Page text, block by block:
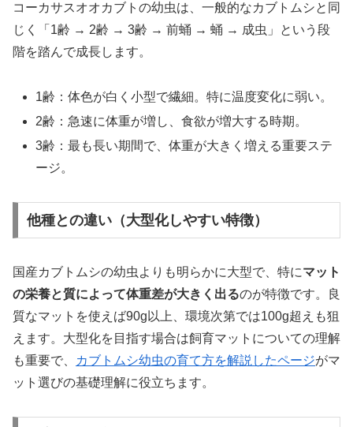
コーカサスオオカブトの幼虫は、一般的なカブトムシと同
じく「1齢 → 2齢 → 3齢 → 前蛹 → 蛹 → 成虫」という段
階を踏んで成長します。
1齢：体色が白く小型で繊細。特に温度変化に弱い。
2齢：急速に体重が増し、食欲が増大する時期。
3齢：最も長い期間で、体重が大きく増える重要ステ
ージ。
他種との違い（大型化しやすい特徴）
国産カブトムシの幼虫よりも明らかに大型で、特にマット
の栄養と質によって体重差が大きく出るのが特徴です。良
質なマットを使えば90g以上、環境次第では100g超えも狙
えます。大型化を目指す場合は飼育マットについての理解
も重要で、
カブトムシ幼虫の育て方を解説したページがマ
ット選びの基礎理解に役立ちます。